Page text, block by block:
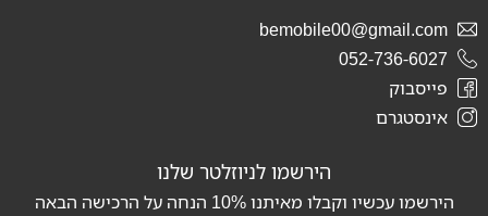
bemobile00@gmail.com
052-736-6027
פייסבוק
אינסטגרם
הירשמו לניוזלטר שלנו
הירשמו עכשיו וקבלו מאיתנו10% הנחה על הרכישה הבאה